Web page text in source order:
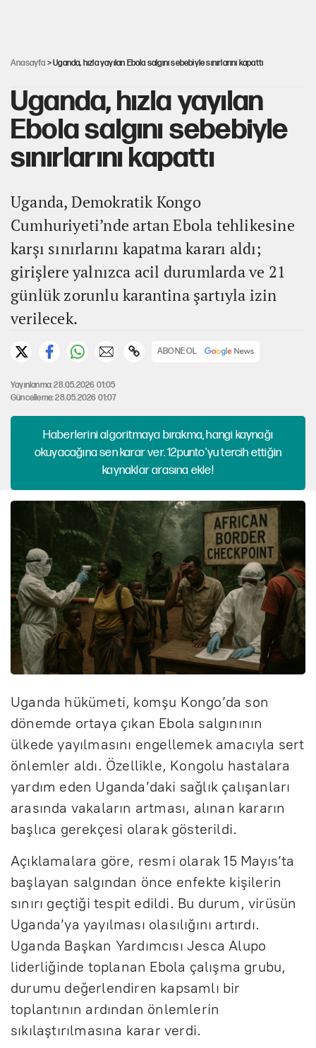
Anasayfa > Uganda, hızla yayılan Ebola salgını sebebiyle sınırlarını kapattı
Uganda, hızla yayılan
Ebola salgını sebebiyle
sınırlarını kapattı
Uganda, Demokratik Kongo
Cumhuriyeti’nde artan Ebola tehlikesine
karşı sınırlarını kapatma kararı aldı;
girişlere yalnızca acil durumlarda ve 21
günlük zorunlu karantina şartıyla izin
verilecek.
ABONE OL
Yayınlanma: 28.05.2026 01:05
Güncelleme: 28.05.2026 01:07
Haberlerini algoritmaya bırakma, hangi kaynağı
okuyacağına sen karar ver. 12punto'yu tercih ettiğin
kaynaklar arasına ekle!
Uganda hükümeti, komşu Kongo’da son
dönemde ortaya çıkan Ebola salgınının
ülkede yayılmasını engellemek amacıyla sert
önlemler aldı. Özellikle, Kongolu hastalara
yardım eden Uganda’daki sağlık çalışanları
arasında vakaların artması, alınan kararın
başlıca gerekçesi olarak gösterildi.
Açıklamalara göre, resmi olarak 15 Mayıs’ta
başlayan salgından önce enfekte kişilerin
sınırı geçtiği tespit edildi. Bu durum, virüsün
Uganda’ya yayılması olasılığını artırdı.
Uganda Başkan Yardımcısı Jesca Alupo
liderliğinde toplanan Ebola çalışma grubu,
durumu değerlendiren kapsamlı bir
toplantının ardından önlemlerin
sıkılaştırılmasına karar verdi.